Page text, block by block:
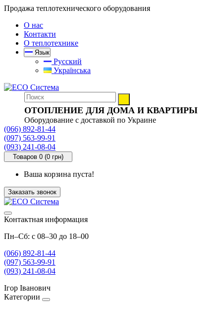
Продажа теплотехнического оборудования
О нас
Контакти
О теплотехнике
Язык
Русский
Українська
ОТОПЛЕНИЕ ДЛЯ ДОМА И КВАРТИРЫ
Оборудование с доставкой по Украине
(066) 892-81-44
(097) 563-99-91
(093) 241-08-04
Товаров 0 (0 грн)
Ваша корзина пуста!
Заказать звонок
Контактная информация
Пн–Сб: с 08–30 до 18–00
(066) 892-81-44
(097) 563-99-91
(093) 241-08-04
Ігор Іванович
Категории